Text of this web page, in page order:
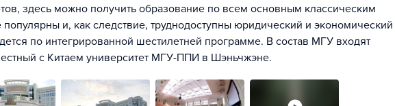
здесь можно получить образование по всем основным классическим
и, как следствие, труднодоступны юридический и экономический
по интегрированной шестилетней программе. В состав МГУ входят
с Китаем университет МГУ-ППИ в Шэньчжэне.